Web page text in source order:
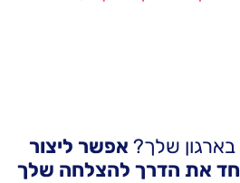
שלך? אפשר ליצור
את הדרך להצלחה שלך